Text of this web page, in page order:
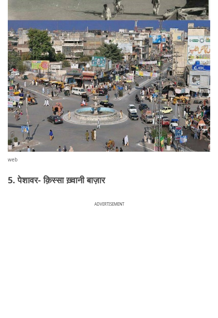
web
5. पेशावर- क़िस्सा ख़्वानी बाज़ार
ADVERTISEMENT